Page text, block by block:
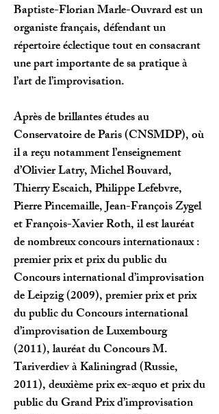
Baptiste-Florian Marle-Ouvrard est un
organiste français, défendant un
répertoire éclec­tique tout en consacrant
une part impor­tante de sa pratique à
l’art de l’improvisation.
Après de brillantes études au
Conservatoire de Paris (CNSMDP), où
il a reçu notam­ment l’enseignement
d’Olivier Latry, Michel Bouvard,
Thierry Escaich, Philippe Lefebvre,
Pierre Pincemaille, Jean-François Zygel
et François-Xavier Roth, il est lauréat
de nombreux concours internationaux :
premier prix et prix du public du
Concours inter­national d’improvisation
de Leipzig (2009), premier prix et prix
du public du Concours international
d’improvisa­tion de Luxembourg
(2011), lauréat du Concours M.
Tariverdiev à Kaliningrad (Russie,
2011), deuxième prix ex-æquo et prix du
public du Grand Prix d’improvisa­tion